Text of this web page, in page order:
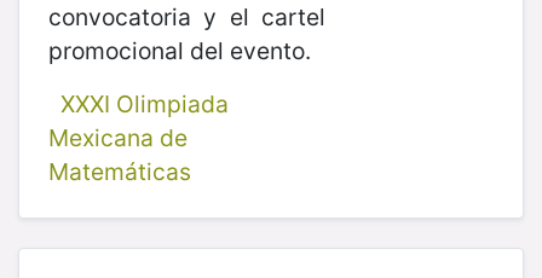
convocatoria y el cartel
promocional del evento.
XXXI Olimpiada
Mexicana de
Matemáticas